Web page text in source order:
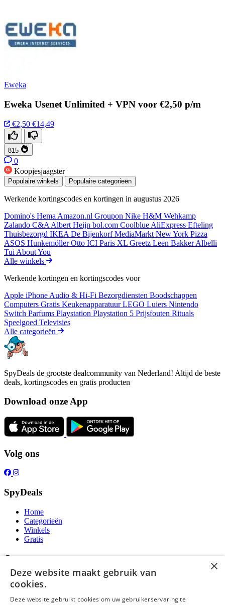
Eweka
Eweka Usenet Unlimited + VPN voor €2,50 p/m
€2,50 €14,49
815
0
Koopjesjaagster
Populaire winkels Populaire categorieën
Werkende kortingscodes en kortingen in augustus 2026
Domino's Hema Amazon.nl Groupon Nike H&M Wehkamp
Zalando C&A Albert Heijn bol.com Coolblue AliExpress Efteling
Thuisbezorgd IKEA De BijenkorfMediaMarkt New York Pizza
ASOS HunkemöllerOtto ICI Paris XL Greetz Leen BakkerAlbelli
Tui About You
Alle winkels
Werkende kortingen en kortingscodes voor
Apple iPhone Audio & Hi-Fi Bezorgdiensten Boodschappen
Computers Gratis KeukenapparatuurLEGO Luiers Nintendo
Switch Parfums Playstation Playstation 5 Prijsfouten Rituals
Speelgoed Televisies
Alle categorieën
SpyDeals de grootste dealcommunity van Nederland! Altijd de beste
deals, kortingscodes en gratis producten
Download onze App
Volg ons
SpyDeals
Home
Categorieën
Winkels
Gratis
Over ons
Over ons
Contact
Publicatieregels
×
Deze website maakt gebruik van
cookies.
Deze website gebruikt cookies om uw gebruikerservaring te